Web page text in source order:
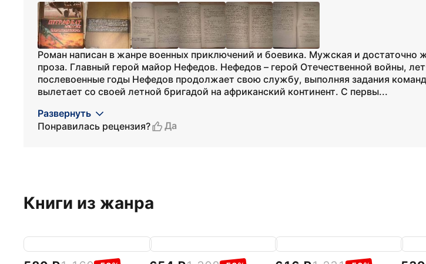
Роман написан в жанре военных приключений и боевика. Мужская и достаточно
проза. Главный герой майор Нефедов. Нефедов – герой Отечественной войны,
послевоенные годы Нефедов продолжает свою службу, выполняя задания
вылетает со своей летной бригадой на африканский континент. С первы...
Развернуть
Понравилась рецензия?
Да
Книги из жанра